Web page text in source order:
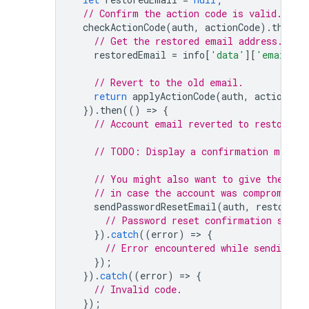
// Confirm the action code is valid.
checkActionCode(auth, actionCode). then
// Get the restored email address.
restoredEmail = info[ 'data' ][ 'email'
// Revert to the old email.
return applyActionCode(auth,
actionCode
}). then(() => {
// Account email reverted to
// TODO: Display a confirmation
// You might also want to give the
// in case the account was
sendPasswordResetEmail(auth,
// Password reset confirmation
}).catch((error) => {
// Error encountered while sending
});
}).catch((error) => {
// Invalid code.
});